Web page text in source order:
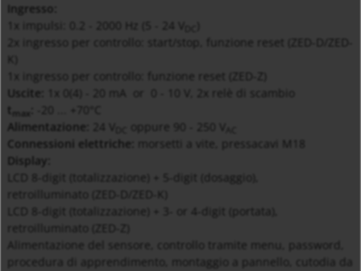
Ingresso:
1x impulsi: 0.2 - 2000 Hz (5 - 24 V
2x ingresso per controllo: start/stop, funzione reset (ZED-D/ZED-
K)
1x ingresso per controllo: funzione reset (ZED-Z)
Uscite:
1x 0(4) - 20 mA or 0 - 10 V, 2x relè di scambio
t
max
-20 ... +70°C
Alimentazione:
24 V V
Connessioni elettriche:
morsetti a vite, pressacavi M18
Display:
LCD 8-digit (totalizzazione) + 5-digit (dosaggio),
retroilluminato (ZED-D/ZED-K)
LCD 8-digit (totalizzazione) + 3- or 4-digit (portata),
Alimentazione del sensore, controllo tramite menu, password,
procedura di apprendimento, montaggio a pannello, cutodia da